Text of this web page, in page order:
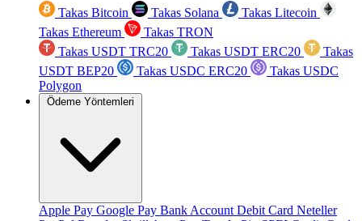
Takas Bitcoin Takas Solana
Takas Litecoin
Takas Ethereum
Takas TRON
Takas USDT TRC20
Takas USDT ERC20
Takas
USDT BEP20
Takas USDC ERC20
Takas USDC
Polygon
Ödeme Yöntemleri
Apple Pay Google Pay Bank Account Debit Card Neteller